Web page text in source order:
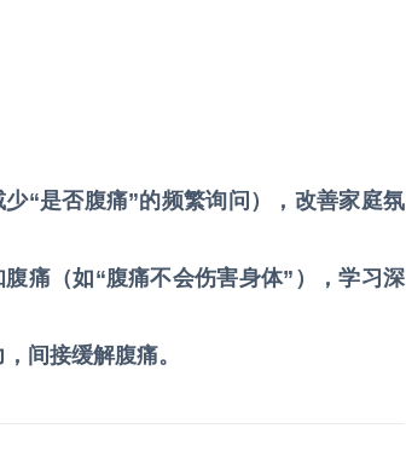
“是否腹痛”的频繁询问），改善家庭氛
痛（如“腹痛不会伤害身体”），学习深
间接缓解腹痛。